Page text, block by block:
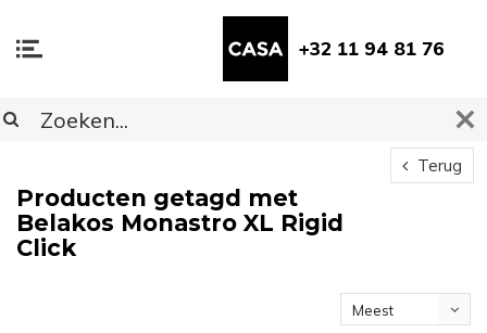
+32 11 94 81 76
Terug
Producten getagd met
Belakos Monastro XL Rigid
Click
Meest